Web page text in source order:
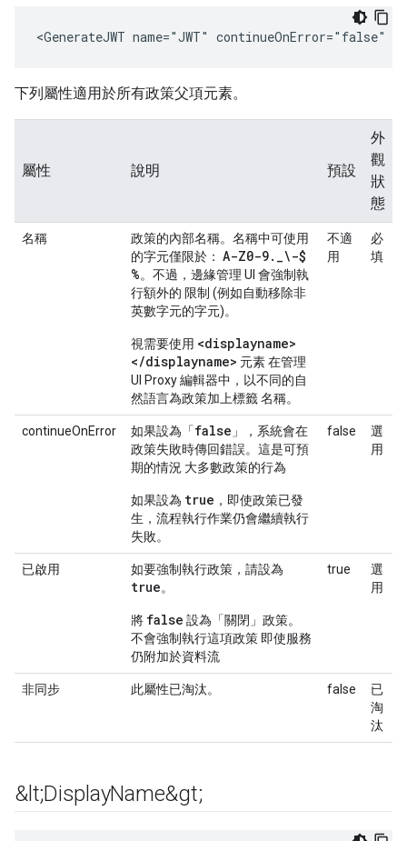
<GenerateJWT name="JWT"
下列屬性適用於所有政策父項元素。
屬性 說明 預設
外
觀
狀
態
名稱
政策的內部名稱。名稱中可使用
的字元僅限於： A-Z0-9. _\-$
%。不過，邊緣管理 UI 會強制執
行額外的 限制 (例如自動移除非
英數字元的字元)。
視需要使用 <displayname>
</displayname> 元素 在管理
UI Proxy 編輯器中，以不同的自
然語言為政策加上標籤 名稱。
不適
用
必
填
continueOnError 如果設為「false 」，系統會在
政策失敗時傳回錯誤。這是可預
期的情況 大多數政策的行為
如果設為 true ，即使政策已發
生，流程執行作業仍會繼續執行
失敗。
false
選
用
已啟用 如要強制執行政策，請設為
true。
將 false 設為「關閉」政策。
不會強制執行這項政策 即使服務
仍附加於資料流
true
選
用
非同步 此屬性已淘汰。 false
已
淘
汰
&lt;DisplayName&gt;